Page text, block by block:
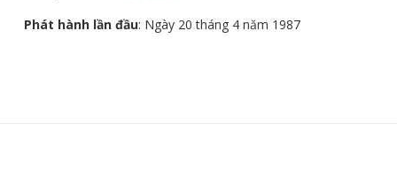
Phát hành lần đầu: Ngày 20 tháng 4 năm 1987